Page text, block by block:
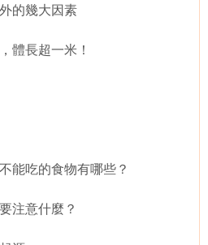
的幾大因素
體長超一米！
能吃的食物有哪些？
注意什麼？